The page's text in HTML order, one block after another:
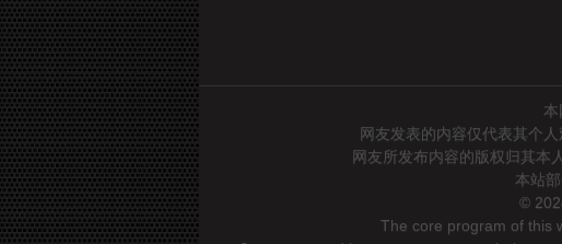
本
网友发表的内容仅代表其个
网友所发布内容的版权归其本
本站
©
The core program of this